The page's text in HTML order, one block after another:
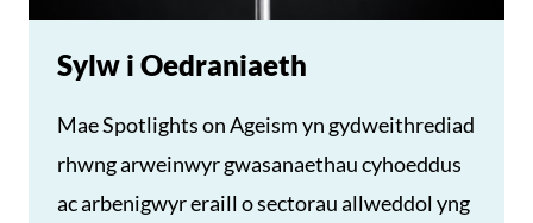
Sylw i Oedraniaeth
Mae Spotlights on Ageism yn gydweithrediad
rhwng arweinwyr gwasanaethau cyhoeddus
ac arbenigwyr eraill o sectorau allweddol yng